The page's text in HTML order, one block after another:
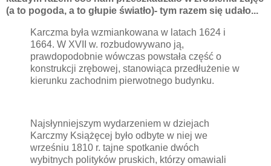
(a to pogoda, a to głupie światło)- tym razem się udało...
Karczma była wzmiankowana w latach 1624 i
1664. W XVII w. rozbudowywano ją,
prawdopodobnie wówczas powstała część o
konstrukcji zrębowej, stanowiąca przedłużenie w
kierunku zachodnim pierwotnego budynku.
Najsłynniejszym wydarzeniem w dziejach
Karczmy Książęcej było odbyte w niej we
wrześniu 1810 r. tajne spotkanie dwóch
wybitnych polityków pruskich, którzy omawiali